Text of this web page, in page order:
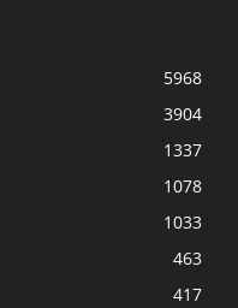
5968
3904
1337
1078
1033
463
417